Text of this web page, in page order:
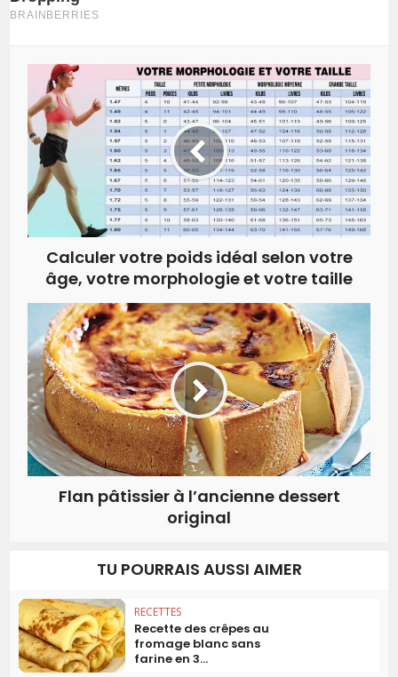
Calculer votre poids idéal selon votre
âge, votre morphologie et votre taille
Flan pâtissier à l’ancienne dessert
original
TU POURRAIS AUSSI AIMER
RECETTES
Recette des crêpes au
fromage blanc sans
farine en 3...